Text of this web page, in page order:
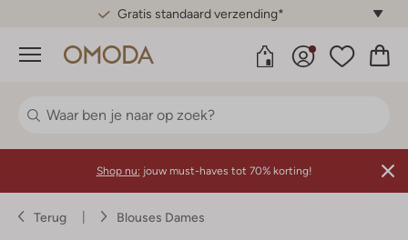
Gratis standaard verzending*
Menu
Shop nu: jouw must-haves tot 70% korting!
Terug Blouses Dames